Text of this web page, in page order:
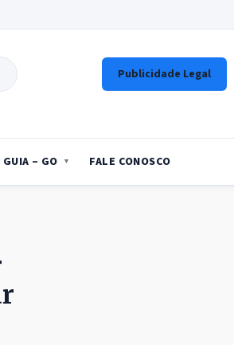
Publicidade Legal
GUIA – GO FALE CONOSCO